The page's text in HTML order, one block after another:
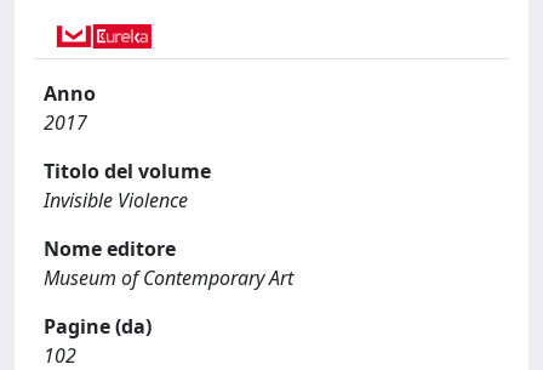
Anno
2017
Titolo del volume
Invisible Violence
Nome editore
Museum of Contemporary Art
Pagine (da)
102